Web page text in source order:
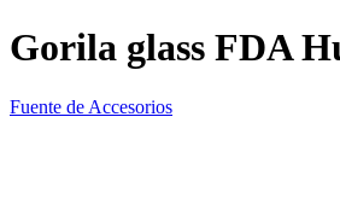
Gorila glass FDA
Fuente de Accesorios